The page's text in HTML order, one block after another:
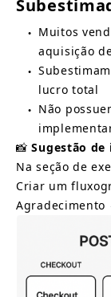
●
Muitos
aquisição
●
lucro total
●
Não
📸 Sugestão
Na seção de
Criar um